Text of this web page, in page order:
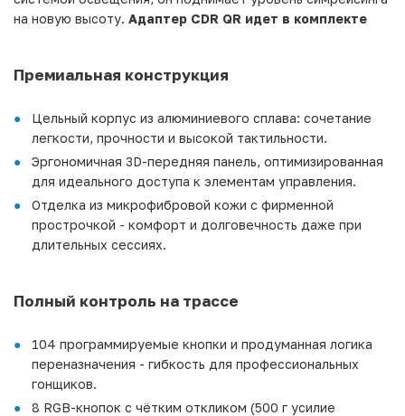
на новую высоту. Адаптер CDR QR идет в комплекте
Премиальная конструкция
Цельный корпус из алюминиевого сплава: сочетание
легкости, прочности и высокой тактильности.
Эргономичная 3D-передняя панель, оптимизированная
для идеального доступа к элементам управления.
Отделка из микрофибровой кожи с фирменной
прострочкой - комфорт и долговечность даже при
длительных сессиях.
Полный контроль на трассе
104 программируемые кнопки и продуманная логика
переназначения - гибкость для профессиональных
гонщиков.
8 RGB-кнопок с чётким откликом (500 г усилие